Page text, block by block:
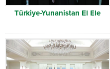
Türkiye-Yunanistan El Ele